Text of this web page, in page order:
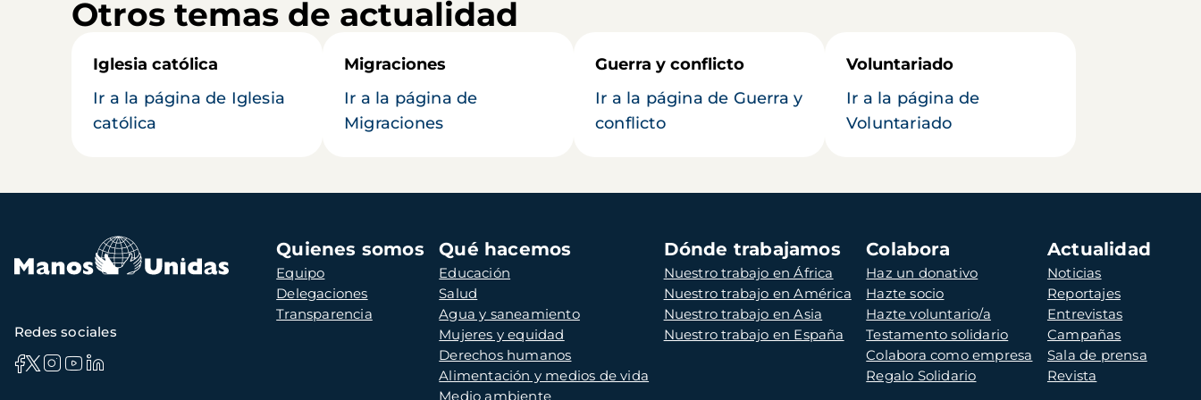
Otros temas de actualidad
Iglesia católica
Ir a la página de Iglesia
católica
Migraciones
Ir a la página de
Migraciones
Guerra y conflicto
Ir a la página de Guerra y
conflicto
Voluntariado
Ir a la página de
Voluntariado
Navegación
principal
Quienes somos
Equipo
Delegaciones
Transparencia
Qué hacemos
Educación
Salud
Agua y saneamiento
Mujeres y equidad
Derechos humanos
Alimentación y medios de vida
Medio ambiente
Dónde trabajamos
Nuestro trabajo en África
Nuestro trabajo en América
Nuestro trabajo en Asia
Nuestro trabajo en España
Colabora
Haz un donativo
Hazte socio
Hazte voluntario/a
Testamento solidario
Colabora como empresa
Regalo Solidario
Actualidad
Noticias
Reportajes
Entrevistas
Campañas
Sala de prensa
Revista
Redes sociales